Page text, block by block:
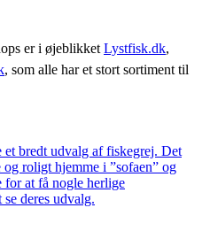
er i øjeblikket Lystfisk.dk,
, som alle har et stort sortiment til
bredt udvalg af fiskegrej. Det
roligt hjemme i ”sofaen” og
for at få nogle herlige
deres udvalg.